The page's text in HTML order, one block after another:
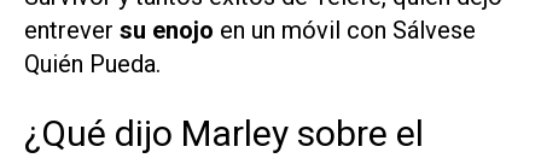
entrever su enojo en un móvil con Sálvese
Quién Pueda.
¿Qué dijo Marley sobre el